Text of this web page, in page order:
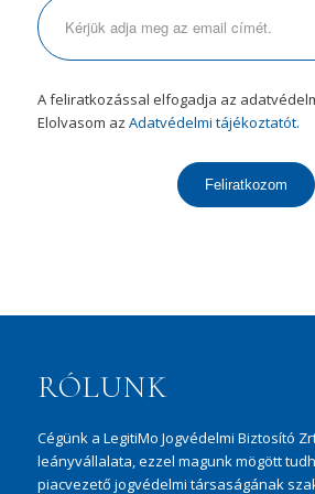
A feliratkozással elfogadja az
Elolvasom az Adatvédelmi tájékoztatót.
Feliratkozom
RÓLUNK
Cégünk a LegitiMo Jogvédelmi Biztosító
leányvállalata, ezzel magunk mögött
piacvezető jogvédelmi társaságának